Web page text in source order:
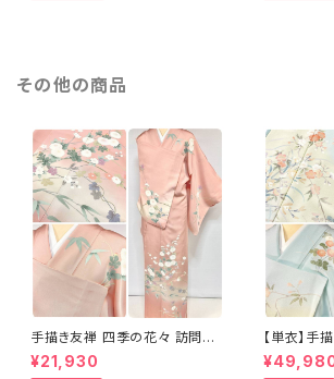
その他の商品
手描き友禅 四季の花々 訪問着
袷 正絹 サーモンピンク クリー
ム 白 桃花色 1434
¥21,930
【単衣】手
正絹 訪問着 水色 黄緑 白 パス
テルカラー